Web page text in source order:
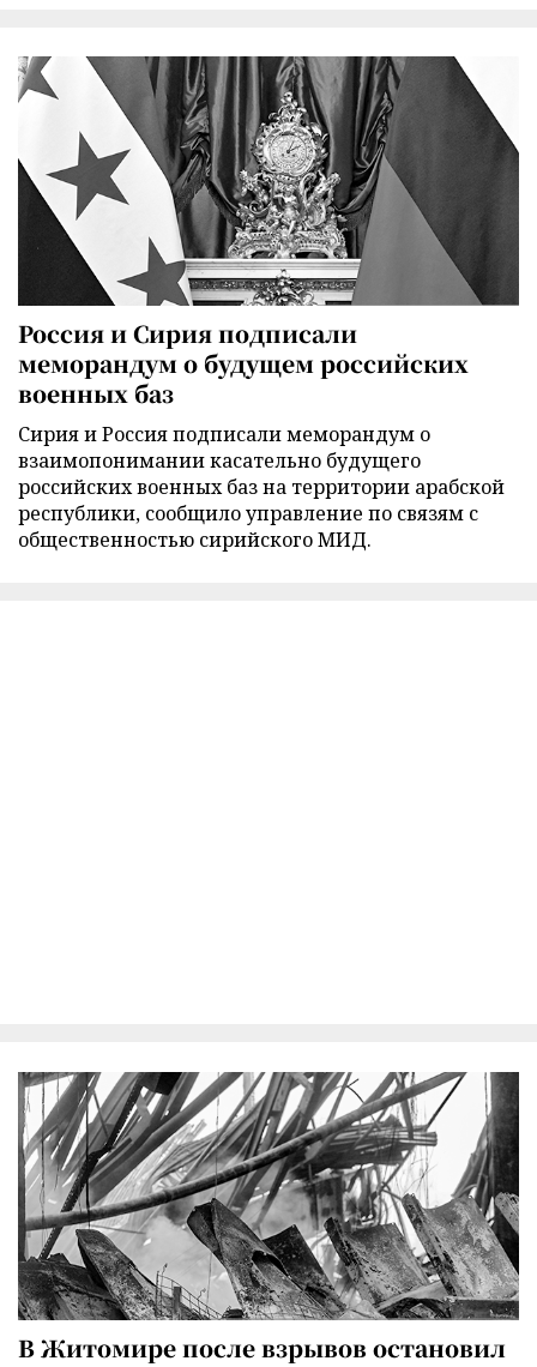
Россия и Сирия подписали
меморандум о будущем российских
военных баз
Сирия и Россия подписали меморандум о
взаимопонимании касательно будущего
российских военных баз на территории арабской
республики, сообщило управление по связям с
общественностью сирийского МИД.
В Житомире после взрывов остановил